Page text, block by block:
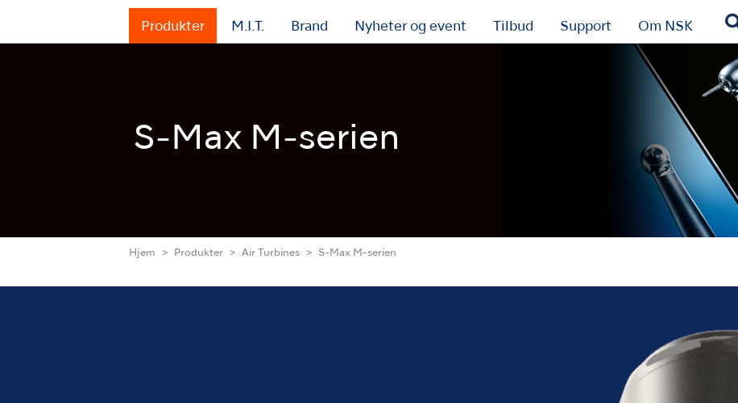
Produkter M.I.T. Brand Nyheter og event Tilbud Support Om NSK
S-Max M-serien
Hjem Produkter Air Turbines S-Max M-serien